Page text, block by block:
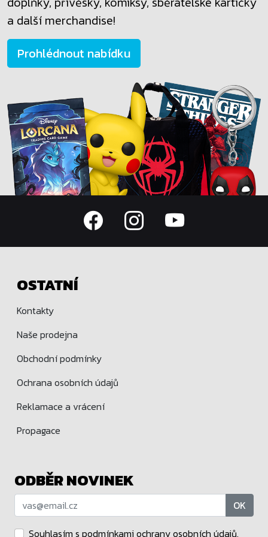
a další merchandise!
Prohlédnout nabídku
OSTATNÍ
Kontakty
Naše prodejna
Obchodní podmínky
Ochrana osobních údajů
Reklamace a vrácení
Propagace
ODBĚR NOVINEK
OK
Souhlasím s podmínkami ochrany osobních údajů.